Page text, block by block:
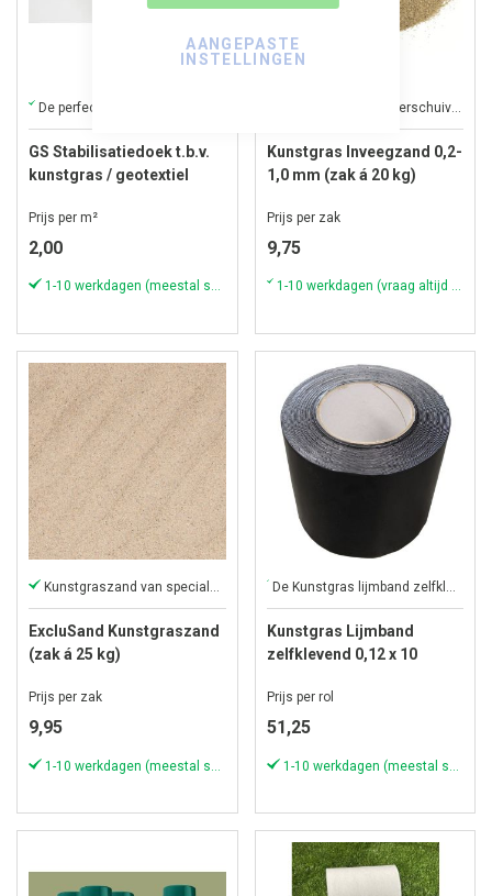
AANGEPASTE
INSTELLINGEN
GS Stabilisatiedoek t.b.v.
kunstgras / geotextiel
Prijs per m²
2,00
1-10 werkdagen (meestal sneller)
solide basis, geen verschuivende stenen en minder onkruid
Kunstgras Inveegzand 0,2-
1,0 mm (zak á 20 kg)
Prijs per zak
9,75
1-10 werkdagen (vraag altijd naar actuele voorraad & levertijd!)
Kunstgraszand van speciale kwaliteit
ExcluSand Kunstgraszand
(zak á 25 kg)
Prijs per zak
9,95
De Kunstgras lijmband zelfklevend 0,12 x 10 meter biedt een snelle en eenvoudige oplossing voor het vastleggen van kunstgras zonder extra lijm of gereedschap.
Kunstgras Lijmband
zelfklevend 0,12 x 10
Prijs per rol
51,25